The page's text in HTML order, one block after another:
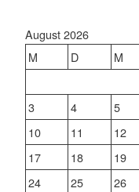
August 2026
M
D M
3
4 5
10
11 12
17
18 19
24
25 26